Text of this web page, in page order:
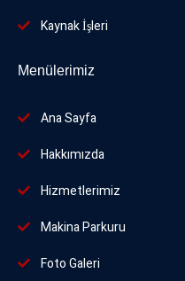
Kaynak İşleri
Menülerimiz
Ana Sayfa
Hakkımızda
Hizmetlerimiz
Makina Parkuru
FotoGaleri